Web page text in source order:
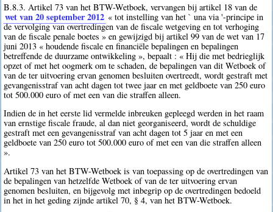
B.8.3. Artikel 73 van het BTW-Wetboek, vervangen bij artikel 18 van de
wet van 20 september 2012 « tot instelling van het ` una via '-principe in
de vervolging van overtredingen van de fiscale wetgeving en tot verhoging
van de fiscale penale boetes » en gewijzigd bij artikel 99 van de wet van 17
juni 2013 « houdende fiscale en financiële bepalingen en bepalingen
betreffende de duurzame ontwikkeling », bepaalt : « Hij die met bedrieglijk
opzet of met het oogmerk om te schaden, de bepalingen van dit Wetboek of
van de ter uitvoering ervan genomen besluiten overtreedt, wordt gestraft met
gevangenisstraf van acht dagen tot twee jaar en met geldboete van 250 euro
tot 500.000 euro of met een van die straffen alleen.
Indien de in het eerste lid vermelde inbreuken gepleegd werden in het raam
van ernstige fiscale fraude, al dan niet georganiseerd, wordt de schuldige
gestraft met een gevangenisstraf van acht dagen tot 5 jaar en met een
geldboete van 250 euro tot 500.000 euro of met een van die straffen alleen
».
Artikel 73 van het BTW-Wetboek is van toepassing op de overtredingen van
de bepalingen van hetzelfde Wetboek of van de ter uitvoering ervan
genomen besluiten, en bijgevolg met inbegrip op de overtredingen bedoeld
in het in het geding zijnde artikel 70, § 4, van het BTW-Wetboek.